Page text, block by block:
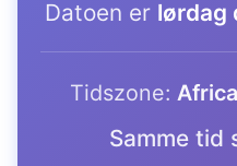
Datoen er lørdag
Tidszone:
Samme tid